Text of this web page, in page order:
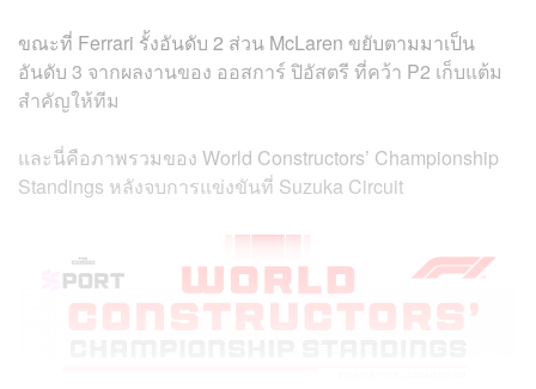
ขณะที่ Ferrari รั้งอันดับ 2 ส่วน McLaren ขยับตามมาเป็น
อันดับ 3 จากผลงานของ ออสการ์ ปิอัสตรี ที่คว้า P2 เก็บแต้ม
สำคัญให้ทีม
และนี่คือภาพรวมของ World Constructors’ Championship
Standings หลังจบการแข่งขันที่ Suzuka Circuit